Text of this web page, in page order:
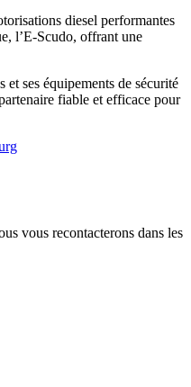
diesel performantes
l’E-Scudo, offrant une
et ses équipements de sécurité
fiable et efficace pour
vous recontacterons dans les